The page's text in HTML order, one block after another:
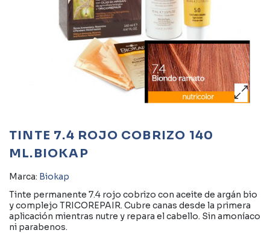
TINTE 7.4 ROJO COBRIZO 140
ML.BIOKAP
Marca: Biokap
Tinte permanente 7.4 rojo cobrizo con aceite de argán bio
y complejo TRICOREPAIR. Cubre canas desde la primera
aplicación mientras nutre y repara el cabello. Sin amoníaco
ni parabenos.